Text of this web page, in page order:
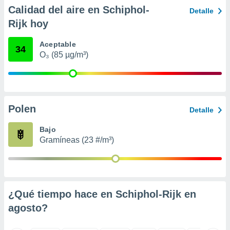
u
datos
momento
en
de
datos
Calidad del aire en Schiphol-
Rijk hoy
Detalle
34 Aceptable
O₃ (85 µg/m³)
Polen Detalle
Bajo
Gramíneas (23 #/m³)
¿Qué tiempo hace en Schiphol-Rijk en
agosto?